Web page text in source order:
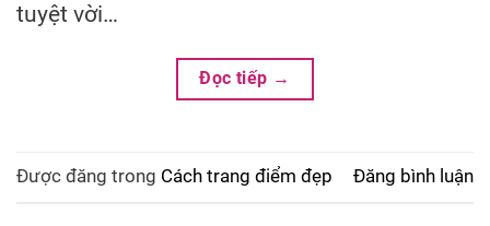
tuyệt vời…
Đọc tiếp →
Được đăng trong Cách trang điểm đẹp Đăng bình luận